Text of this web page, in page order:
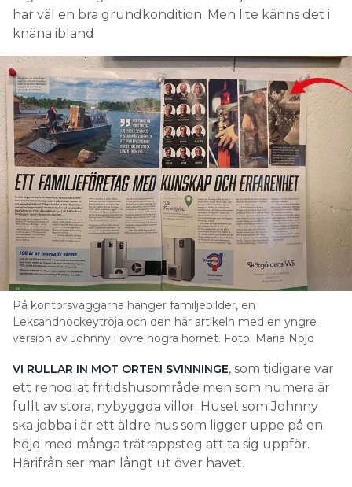
har väl en bra grundkondition. Men lite känns det i
knäna ibland
På kontorsväggarna hänger familjebilder, en
Leksandhockeytröja och den här artikeln med en yngre
version av Johnny i övre högra hörnet. Foto: Maria Nöjd
VI RULLAR IN MOT ORTEN SVINNINGE, som tidigare var
ett renodlat fritidshusområde men som numera är
fullt av stora, nybyggda villor. Huset som Johnny
ska jobba i är ett äldre hus som ligger uppe på en
höjd med många trätrappsteg att ta sig uppför.
Härifrån ser man långt ut över havet.